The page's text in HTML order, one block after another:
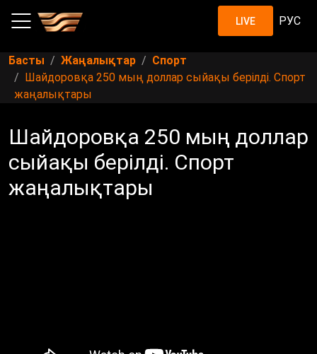
LIVE РУС
Басты Жаңалықтар
Спорт
Шайдоровқа 250 мың доллар сыйақы берілді. Спорт
жаңалықтары
Шайдоровқа 250 мың доллар
сыйақы берілді. Спорт
жаңалықтары